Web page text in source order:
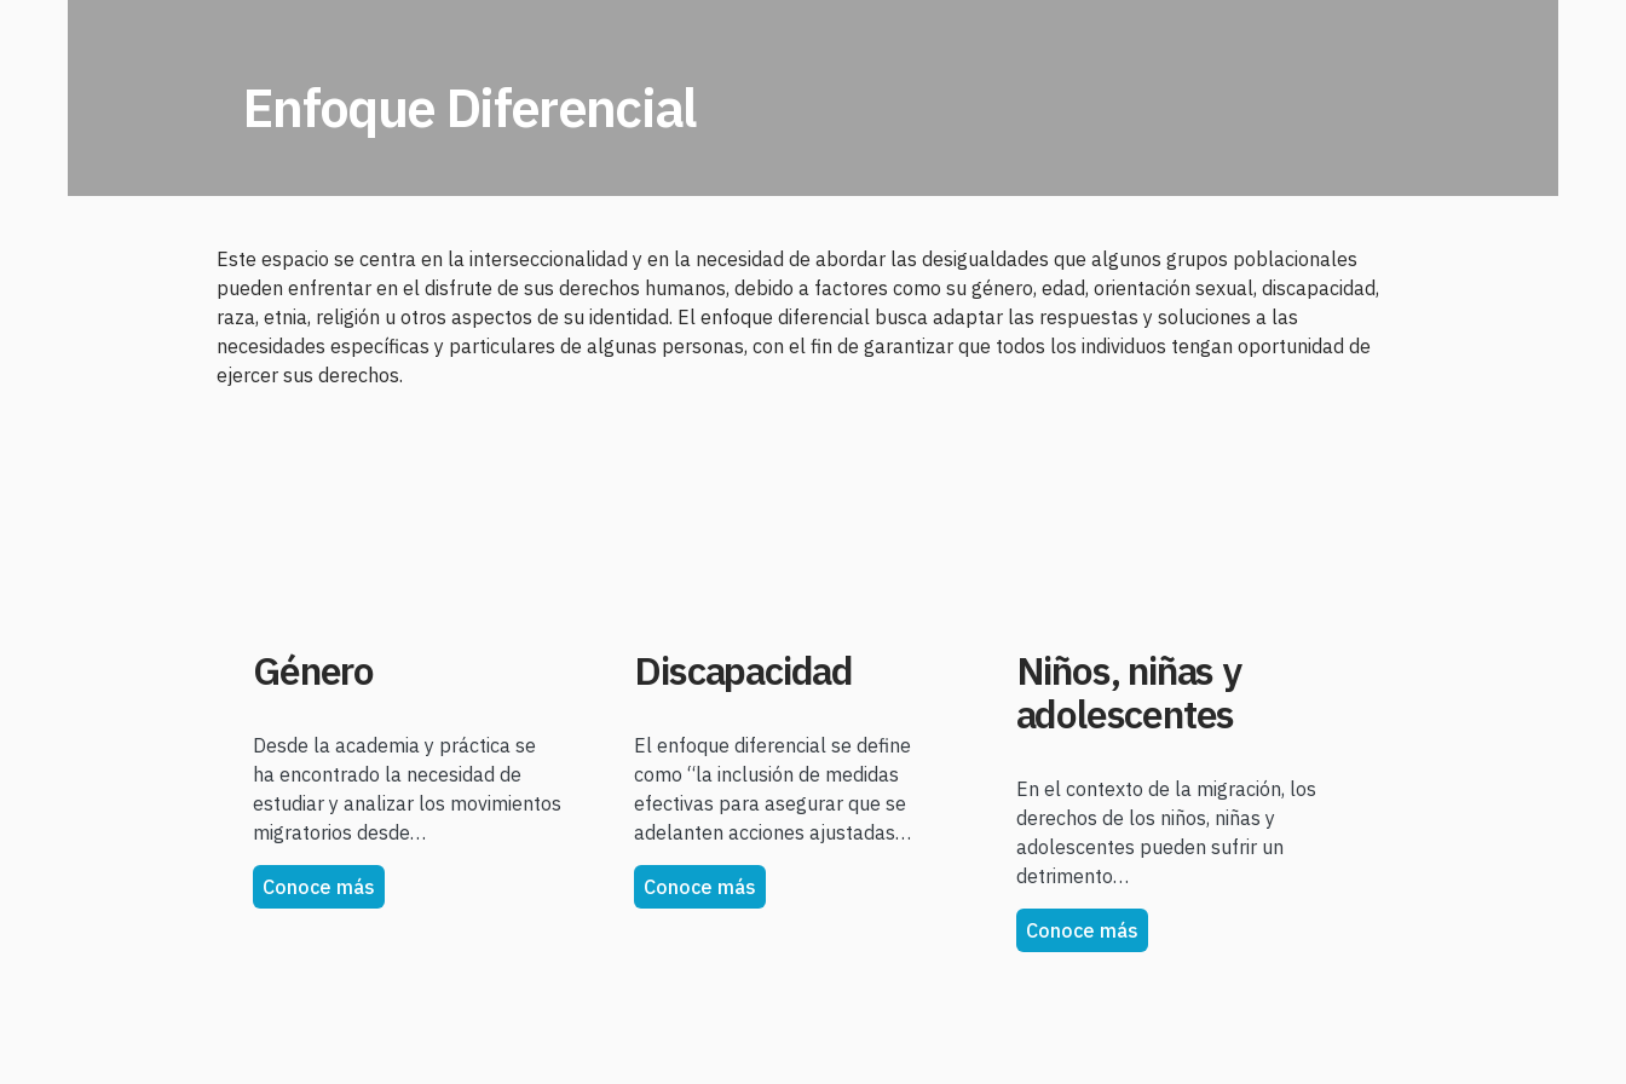
Enfoque Diferencial
Este espacio se centra en la interseccionalidad y en la necesidad de abordar las desigualdades que algunos grupos poblacionales
pueden enfrentar en el disfrute de sus derechos humanos, debido a factores como su género, edad, orientación sexual, discapacidad,
raza, etnia, religión u otros aspectos de su identidad. El enfoque diferencial busca adaptar las respuestas y soluciones a las
necesidades específicas y particulares de algunas personas, con el fin de garantizar que todos los individuos tengan oportunidad de
ejercer sus derechos.
Género
Desde la academia y práctica se
ha encontrado la necesidad de
estudiar y analizar los movimientos
migratorios desde…
Conoce más
Discapacidad
El enfoque diferencial se define
como “la inclusión de medidas
efectivas para asegurar que se
adelanten acciones ajustadas…
Conoce más
Niños, niñas y
adolescentes
En el contexto de la migración, los
derechos de los niños, niñas y
adolescentes pueden sufrir un
detrimento…
Conoce más